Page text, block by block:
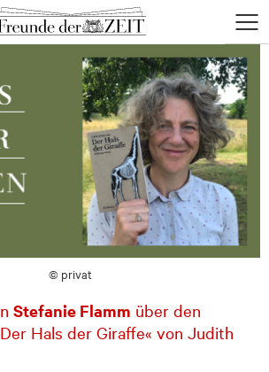
Menü
öffnen
© privat
Stefanie Flamm über den
Hals der Giraffe« von Judith